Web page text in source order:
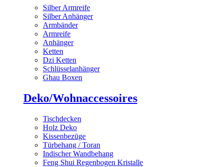
Silber Armreife
Silber Anhänger
Armbänder
Armreife
Anhänger
Ketten
Dzi Ketten
Schlüsselanhänger
Ghau Boxen
Deko/Wohnaccessoires
Tischdecken
Holz Deko
Kissenbezüge
Türbehang / Toran
Indischer Wandbehang
Feng Shui Regenbogen Kristalle